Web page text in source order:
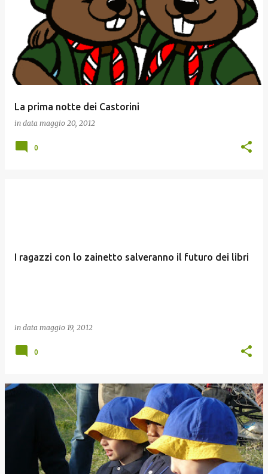
La prima notte dei Castorini
in data maggio 20, 2012
0
I ragazzi con lo zainetto salveranno il futuro dei libri
in data maggio 19, 2012
0